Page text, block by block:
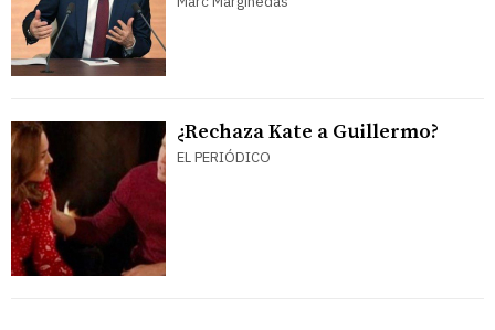
¿Rechaza Kate a Guillermo?
EL PERIÓDICO